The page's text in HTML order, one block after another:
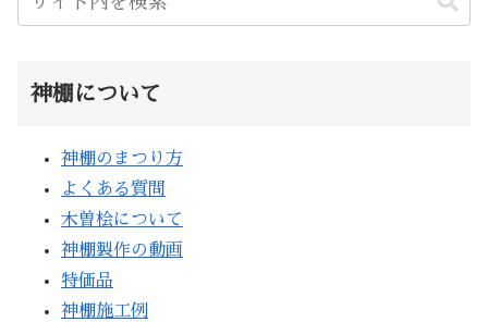
神棚について
神棚のまつり方
よくある質問
木曽桧について
神棚製作の動画
特価品
神棚施工例